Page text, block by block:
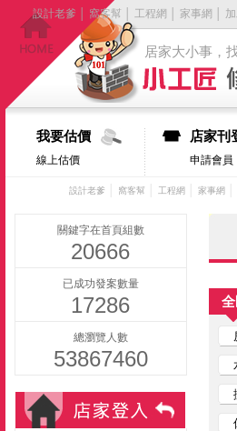
居家大小事，
設計老爹 窩客幫 工程網 家事網
我要估價
線上估價
店家刊
申請會員
設計老爹 窩客幫 工程網 家事網
關鍵字在首頁組數
20666
已成功發案數量
17286
總瀏覽人數
53867460